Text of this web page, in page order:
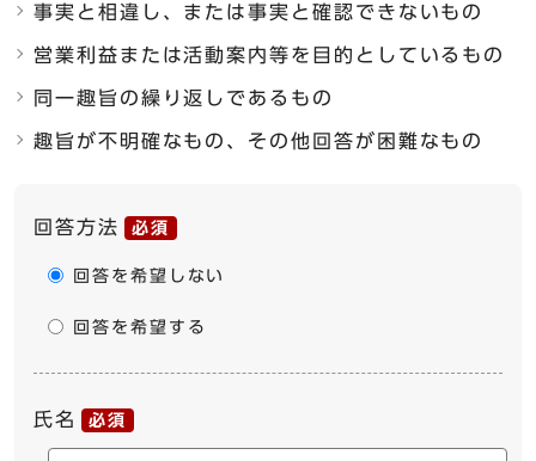
事実と相違し、または事実と確認できないもの
営業利益または活動案内等を目的としているもの
同一趣旨の繰り返しであるもの
趣旨が不明確なもの、その他回答が困難なもの
回答方法 必須
回答を希望しない
回答を希望する
氏名 必須